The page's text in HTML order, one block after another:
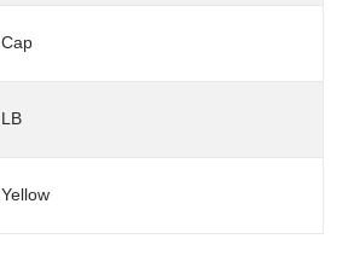
Cap
LB
Yellow